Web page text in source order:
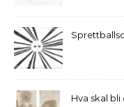
Hva skal